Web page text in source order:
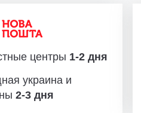
центры 1-2 дня
украина и
2-3 дня